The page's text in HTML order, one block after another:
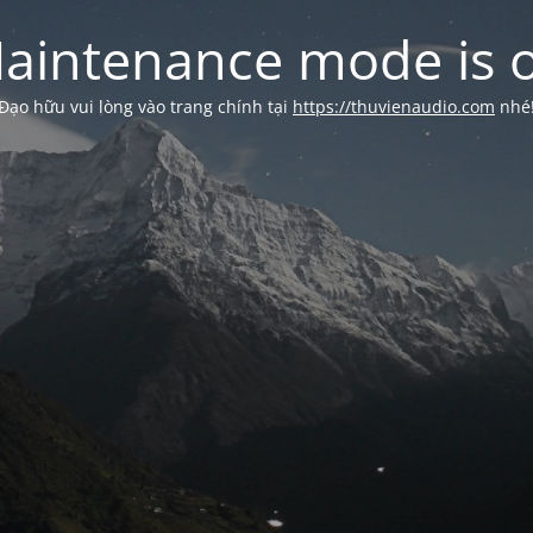
mode is
hữu vui lòng vào trang chính tại https://thuvienaudio.com